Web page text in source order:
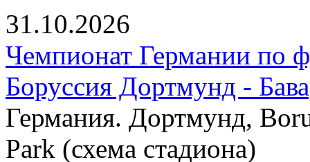
31.10.2026
Чемпионат Германии по
Боруссия Дортмунд -
Германия. Дортмунд,
Park (схема стадиона)